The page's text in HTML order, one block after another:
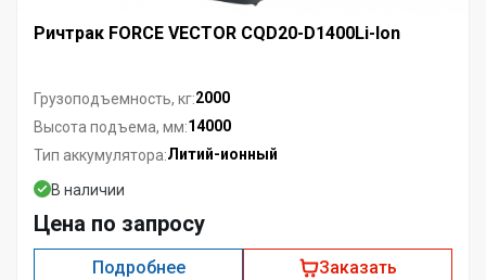
Ричтрак FORCE VECTOR CQD20-D1400Li-Ion
Грузоподъемность, кг:2000
Высота подъема, мм:14000
Тип аккумулятора:Литий-ионный
В наличии
Цена по запросу
Подробнее Заказать